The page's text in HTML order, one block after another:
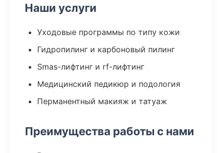
Наши услуги
Уходовые программы по типу кожи
Гидропилинг и карбоновый пилинг
Smas-лифтинг и rf-лифтинг
Медицинский педикюр и подология
Перманентный макияж и татуаж
Преимущества работы с нами